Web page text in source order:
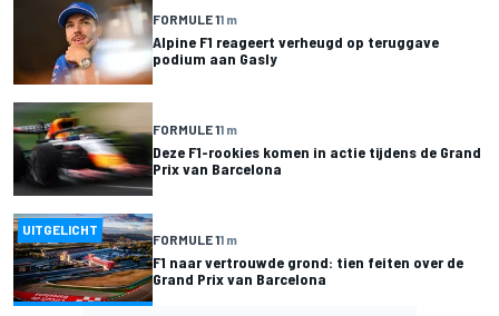
FORMULE 11 m
Alpine F1 reageert verheugd op teruggave
podium aan Gasly
FORMULE 11 m
Deze F1-rookies komen in actie tijdens de Grand
Prix van Barcelona
UITGELICHT
FORMULE 11 m
F1 naar vertrouwde grond: tien feiten over de
Grand Prix van Barcelona